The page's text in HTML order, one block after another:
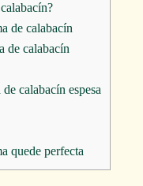
de calabacín
de calabacín
calabacín espesa
quede perfecta